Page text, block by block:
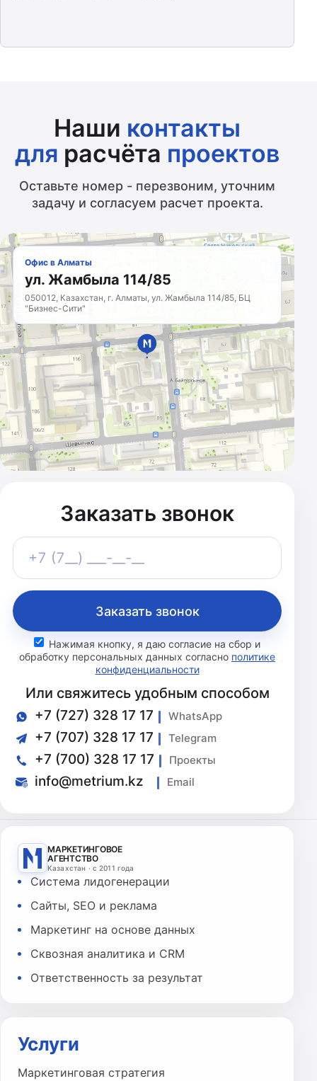
Наши контакты
для расчёта проектов
Оставьте номер - перезвоним, уточним
задачу и согласуем расчет проекта.
Офис в Алматы
ул. Жамбыла 114/85
050012, Казахстан, г. Алматы, ул. Жамбыла 114/85, БЦ
"Бизнес-Сити"МАРКЕТИНГОВОЕ
АГЕНТСТВО
Казахстан · с 2011 года
Заказать звонок
+7 (7__) ___-__-__
Заказать звонок
Нажимая кнопку, я даю согласие на сбор и
обработку персональных данных согласно политике
конфиденциальности
Или свяжитесь удобным способом
+7 (727) 328 17 17 WhatsApp
+7 (707) 328 17 17 Telegram
+7 (700) 328 17 17 Проекты
info@metrium.kz Email
МАРКЕТИНГОВОЕ
АГЕНТСТВО
Казахстан · с 2011 года
Система лидогенерации
Сайты, SEO и реклама
Маркетинг на основе данных
Сквозная аналитика и CRM
Ответственность за результат
Услуги
Маркетинговая стратегия